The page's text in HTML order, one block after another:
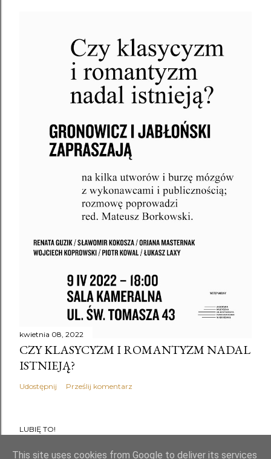
kwietnia 08, 2022
CZY KLASYCYZM I ROMANTYZM NADAL
ISTNIEJĄ?
Udostępnij Prześlij komentarz
LUBIĘ TO!
This site uses cookies from Google to deliver its services